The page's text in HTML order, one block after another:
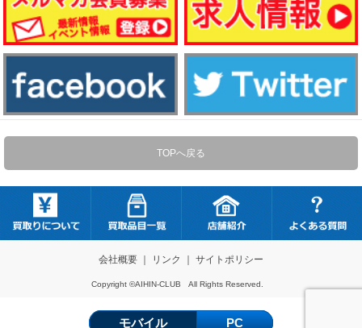
TOPへ戻る
会社概要｜ リンク ｜ サイトポリシー
Copyright ©AIHIN-CLUB All Rights Reserved.
モバイル PC